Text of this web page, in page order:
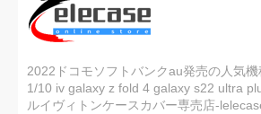
2022ドコモソフトバンクau発売の人気
1/10 iv galaxy z fold 4 galaxy s22 ultra
ルイヴィトンケースカバー専売店-